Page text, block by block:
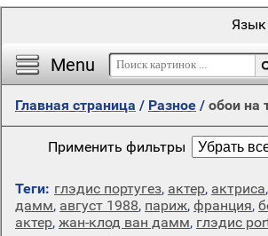
Menu
Язык
Главная страница / Разное / обои на
Применить фильтры
Теги: глэдис португез, актер, актриса,
дамм, август 1988, париж, франция,
актер, жан-клод ван дамм, глэдис